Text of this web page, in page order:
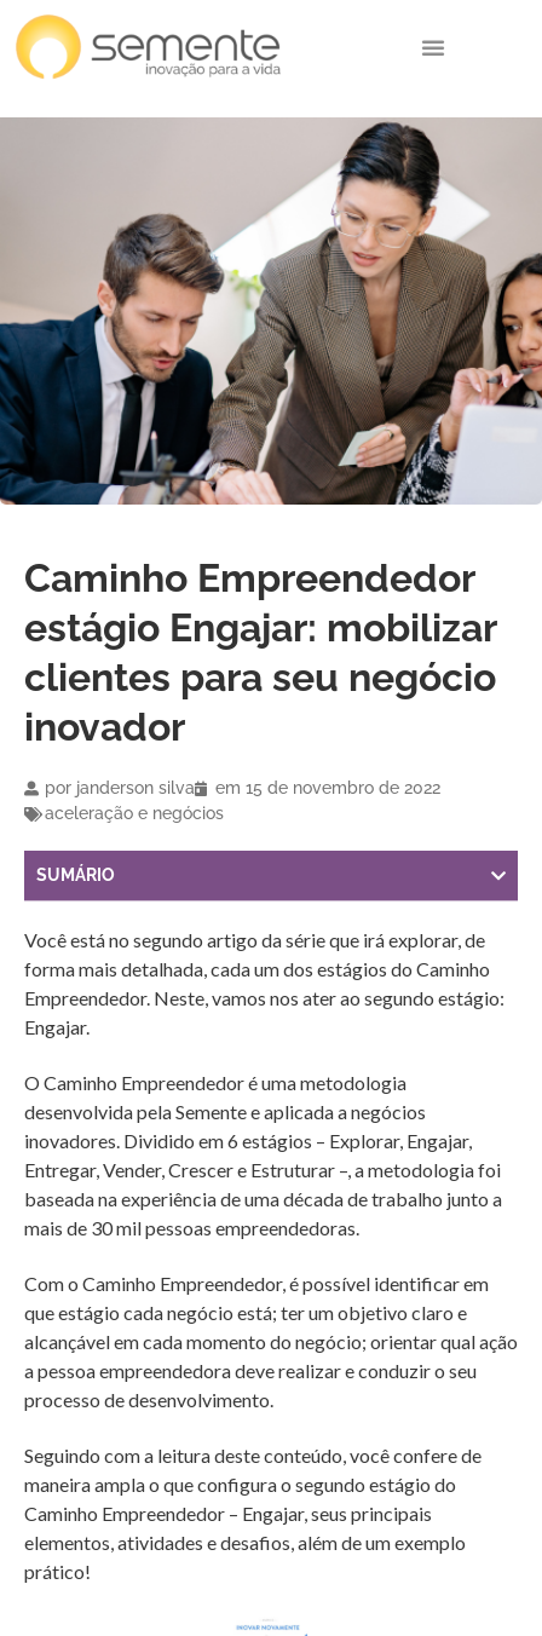
Caminho Empreendedor
estágio Engajar: mobilizar
clientes para seu negócio
inovador
por janderson silva em 15 de novembro de 2022
aceleração e negócios
SUMÁRIO
Você está no segundo artigo da série que irá explorar, de
forma mais detalhada, cada um dos estágios do Caminho
Empreendedor. Neste, vamos nos ater ao segundo estágio:
Engajar.
O Caminho Empreendedor é uma metodologia
desenvolvida pela Semente e aplicada a negócios
inovadores. Dividido em 6 estágios – Explorar, Engajar,
Entregar, Vender, Crescer e Estruturar –, a metodologia foi
baseada na experiência de uma década de trabalho junto a
mais de 30 mil pessoas empreendedoras.
Com o Caminho Empreendedor, é possível identificar em
que estágio cada negócio está; ter um objetivo claro e
alcançável em cada momento do negócio; orientar qual ação
a pessoa empreendedora deve realizar e conduzir o seu
processo de desenvolvimento.
Seguindo com a leitura deste conteúdo, você confere de
maneira ampla o que configura o segundo estágio do
Caminho Empreendedor – Engajar, seus principais
elementos, atividades e desafios, além de um exemplo
prático!